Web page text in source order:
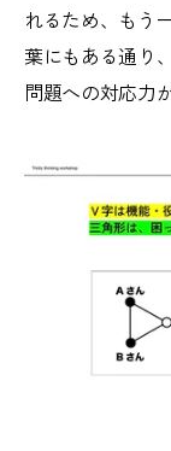
れるため、もう
葉にもある通り
問題への対応力